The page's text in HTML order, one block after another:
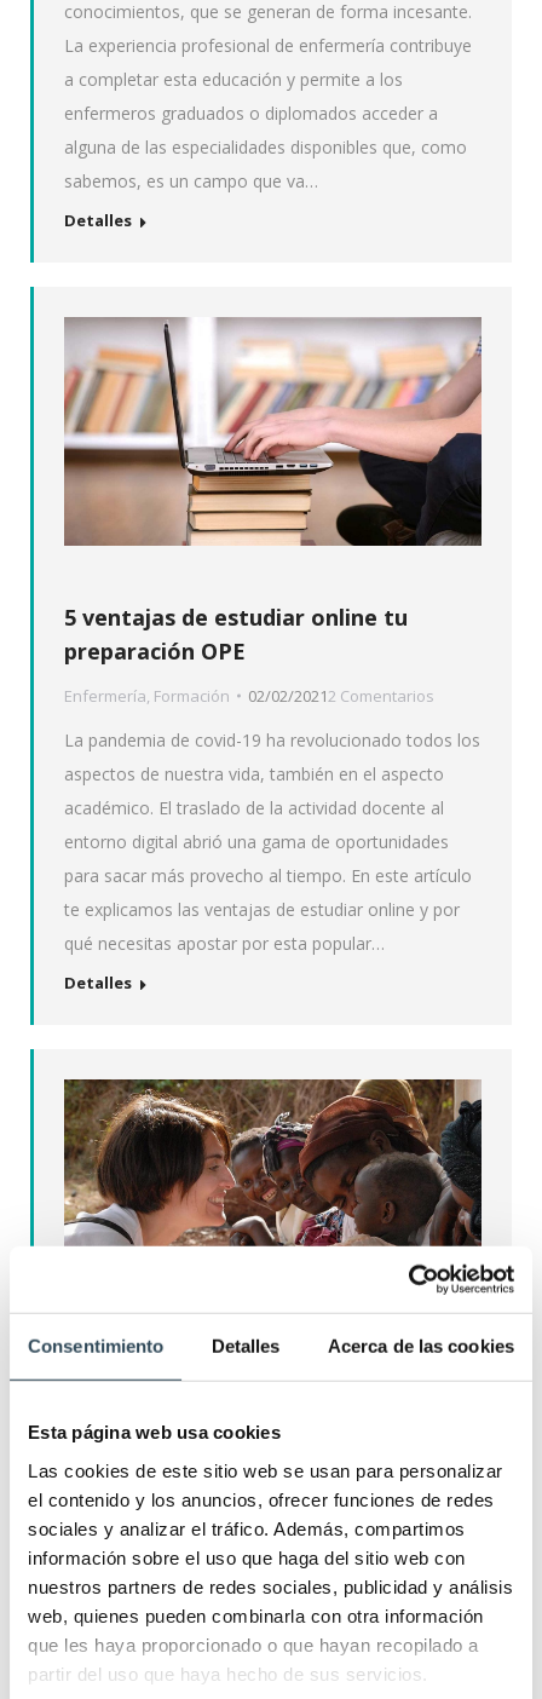
Consentimiento Detalles Acerca de las cookies
Esta página web usa cookies
Las cookies de este sitio web se usan para personalizar
el contenido y los anuncios, ofrecer funciones de redes
sociales y analizar el tráfico. Además, compartimos
información sobre el uso que haga del sitio web con
nuestros partners de redes sociales, publicidad y análisis
web, quienes pueden combinarla con otra información
que les haya proporcionado o que hayan recopilado a
partir del uso que haya hecho de sus servicios.
conocimientos, que se generan de forma incesante.
La experiencia profesional de enfermería contribuye
a completar esta educación y permite a los
enfermeros graduados o diplomados acceder a
alguna de las especialidades disponibles que, como
sabemos, es un campo que va…
Detalles
5 ventajas de estudiar online tu
preparación OPE
Enfermería, Formación 02/02/20212 Comentarios
La pandemia de covid-19 ha revolucionado todos los
aspectos de nuestra vida, también en el aspecto
académico. El traslado de la actividad docente al
entorno digital abrió una gama de oportunidades
para sacar más provecho al tiempo. En este artículo
te explicamos las ventajas de estudiar online y por
qué necesitas apostar por esta popular…
Detalles
Requisitos para solicitar un
Deja un comentario
En nuestra sociedad apreciamos cada vez más que
los profesionales sanitarios se decidan a ayudar a
personas de países desfavorecidos. Una de las
mejores maneras de hacerlo es a través de un
voluntariado de enfermería. Aunque el número de